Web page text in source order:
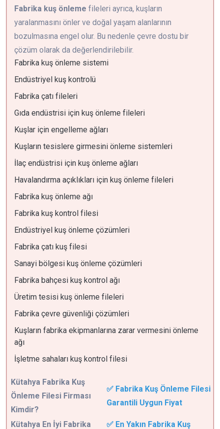
Fabrika kuş önleme fileleri ayrıca, kuşların
yaralanmasını önler ve doğal yaşam alanlarının
bozulmasına engel olur. Bu nedenle çevre dostu bir
çözüm olarak da değerlendirilebilir.
Fabrika kuş önleme sistemi
Endüstriyel kuş kontrolü
Fabrika çatı fileleri
Gıda endüstrisi için kuş önleme fileleri
Kuşlar için engelleme ağları
Kuşların tesislere girmesini önleme sistemleri
İlaç endüstrisi için kuş önleme ağları
Havalandırma açıklıkları için kuş önleme fileleri
Fabrika kuş önleme ağı
Fabrika kuş kontrol filesi
Endüstriyel kuş önleme çözümleri
Fabrika çatı kuş filesi
Sanayi bölgesi kuş önleme çözümleri
Fabrika bahçesi kuş kontrol ağı
Üretim tesisi kuş önleme fileleri
Fabrika çevre güvenliği çözümleri
Kuşların fabrika ekipmanlarına zarar vermesini önleme
ağı
İşletme sahaları kuş kontrol filesi
Kütahya Fabrika Kuş
Önleme Filesi Firması
Kimdir?
✅ Fabrika Kuş Önleme Filesi
Garantili Uygun Fiyat
Kütahya En İyi Fabrika ✅ En Yakın Fabrika Kuş